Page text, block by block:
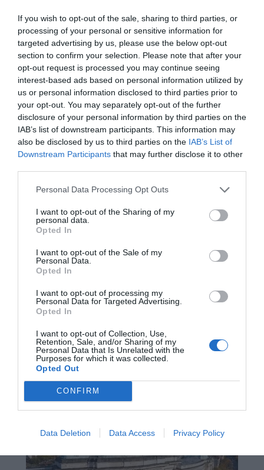
If you wish to opt-out of the sale, sharing to third parties, or
processing of your personal or sensitive information for
targeted advertising by us, please use the below opt-out
section to confirm your selection. Please note that after your
opt-out request is processed you may continue seeing
interest-based ads based on personal information utilized by
us or personal information disclosed to third parties prior to
your opt-out. You may separately opt-out of the further
disclosure of your personal information by third parties on the
IAB’s list of downstream participants. This information may
also be disclosed by us to third parties on the IAB’s List of
Downstream Participants that may further disclose it to other
Personal Data Processing Opt Outs
I want to opt-out of the Sharing of my
personal data.
Opted In
I want to opt-out of the Sale of my
Personal Data.
Opted In
I want to opt-out of processing my
Personal Data for Targeted Advertising.
Opted In
I want to opt-out of Collection, Use,
Retention, Sale, and/or Sharing of my
Personal Data that Is Unrelated with the
Purposes for which it was collected.
Opted Out
CONFIRM
Data Deletion Data Access Privacy Policy